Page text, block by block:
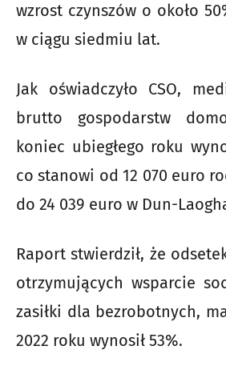
wzrost czynszów o około
w ciągu siedmiu lat.
Jak oświadczyło CSO,
brutto gospodarstw
koniec ubiegłego roku
co stanowi od 12 070 euro
do 24 039 euro w Dun-
Raport stwierdził, że
otrzymujących wsparcie
zasiłki dla bezrobotnych,
2022 roku wynosił 53%.